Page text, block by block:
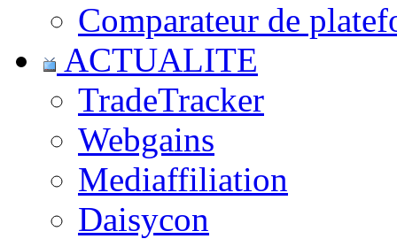
Comparateur de
ACTUALITE
TradeTracker
Webgains
Mediaffiliation
Daisycon